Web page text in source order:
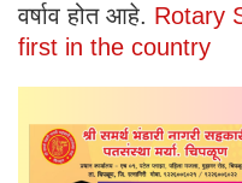
वर्षाव होत आहे. Rotary
first in the country